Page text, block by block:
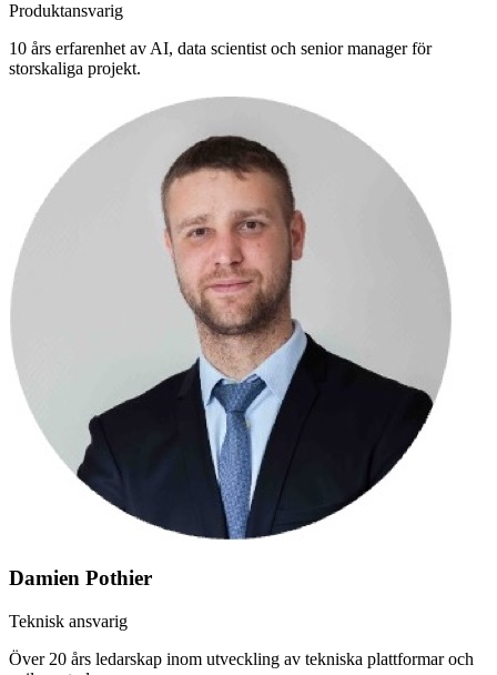
Produktansvarig
10 års erfarenhet av AI, data scientist och senior manager för
storskaliga projekt.
Damien Pothier
Teknisk ansvarig
Över 20 års ledarskap inom utveckling av tekniska plattformar och